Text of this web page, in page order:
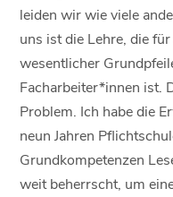
leiden wir wie viele
uns ist die Lehre, die
wesentlicher
Facharbeiter*innen ist.
Problem. Ich habe die
neun Jahren
Grundkompetenzen
weit beherrscht, um